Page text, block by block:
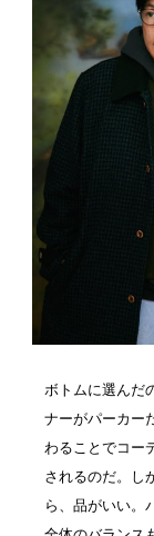
ボトムに選んだ
ナーがパーカー
わることでコー
されるのだ。し
ら、品がいい。